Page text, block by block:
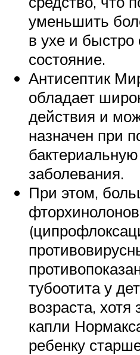
уменьшить
в ухе и быстро
состояние.
Антисептик
обладает
действия и
назначен при
заболевания.
При этом,
фторхинолонов
тубоотита у
возраста, хотя
капли
ребенку